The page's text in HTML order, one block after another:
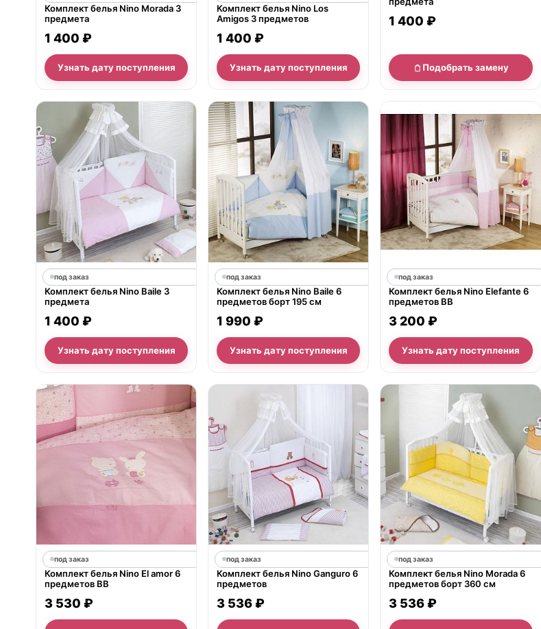
Комплект белья Nino Morada 3
предмета
1 400 ₽
Узнать дату поступления
Комплект белья Nino Los
Amigos 3 предметов
1 400 ₽
Узнать дату поступления
1 400 ₽
Подобрать замену
под заказ
Комплект белья Nino Baile 3
предмета
1 400 ₽
Узнать дату поступления
под заказ
Комплект белья Nino Baile 6
предметов борт 195 см
1 990 ₽
Узнать дату поступления
под заказ
Комплект белья Nino Elefante 6
предметов BB
3 200 ₽
Узнать дату поступления
под заказ
Комплект белья Nino El amor 6
предметов BB
3 530 ₽
под заказ
Комплект белья Nino Ganguro 6
предметов
3 536 ₽
под заказ
Комплект белья Nino Morada 6
предметов борт 360 см
3 536 ₽